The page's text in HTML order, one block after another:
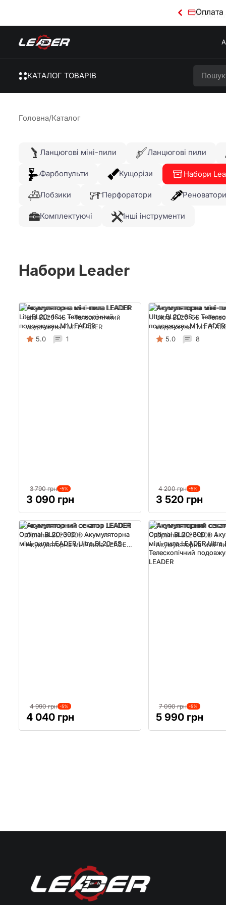
Оплата
КАТАЛОГ ТОВАРІВ
Головна/Каталог
Ланцюгові міні-пили Ланцюгові пили
Фарбопульти Кущорізи Набори
Лобзики Перфоратори Реноватори
Комплектуючі Інші інструменти
Набори Leader
Акумуляторна міні-пила LEADER
Lite BL20-4S + Телескопічний
подовжувач M1 LEADER
5.0
1
3 790 грн -5%
3 090 грн
Акумуляторна міні-
Ultra BL20-6S +
подовжувач M1
5.0
8
4 200 грн -5%
3 520 грн
Акумуляторний секатор LEADER
Optimal BL20-30D +
Акумуляторна міні-пила LEADER
4 990 грн -5%
4 040 грн
Акумуляторний
Optimal BL20-30D +
Акумуляторна міні-
Ultra BL20-6S +
подовжувач M1
7 090 грн -5%
5 990 грн